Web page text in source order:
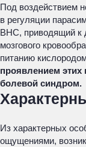
Под воздействием
в регуляции
ВНС, приводящий к
мозгового
питанию
проявлением этих
болевой синдром.
Из характерных
ощущениями,